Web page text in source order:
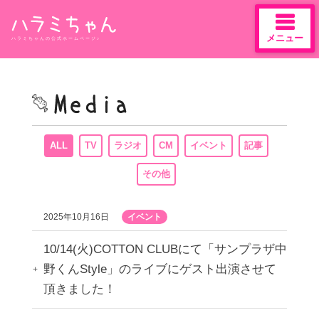
content
ハラミちゃんの公式ホームページ♪ メニュー
ALL TV ラジオ CM イベント 記事
その他
2025年10月16日 イベント
10/14(火)COTTON CLUBにて「サンプラザ中
野くんStyle」のライブにゲスト出演させて
頂きました！